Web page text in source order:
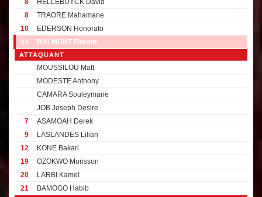
8
HELLEBUYCK David
8
TRAORE Mahamane
10
EDERSON Honorato
14
BALMONT Florent
ATTAQUANT
MOUSSILOU Matt
MODESTE Anthony
CAMARA Souleymane
JOB Joseph Desire
7
ASAMOAH Derek
9
LASLANDES Lilian
12
KONE Bakari
19
OZOKWO Morisson
20
LARBI Kamel
21
BAMOGO Habib